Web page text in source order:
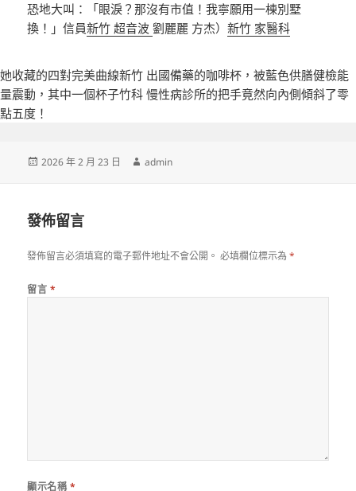
恐地大叫：「眼淚？那沒有市值！我寧願用一棟別墅
換！」信員新竹 超音波劉麗麗 方杰）新竹 家醫科
她收藏的四對完美曲線新竹 出國備藥的咖啡杯，被藍色供膳健檢能
量震動，其中一個杯子竹科 慢性病診所的把手竟然向內側傾斜了零
點五度！
發
2026 年 2 月 23 日
作
admin
發佈留言
發佈留言必須填寫的電子郵件地址不會公開。 必填欄位標示為*
留言 *
顯示名稱 *